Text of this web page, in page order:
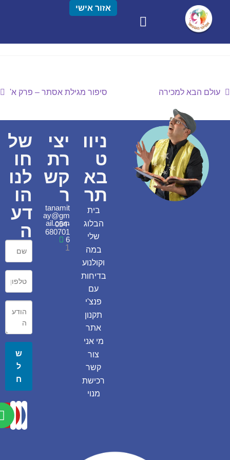
אזור אישי
עולם הבא למכירה סיפור מגילת אסתר – פרק א'
ניוו
ט
בא
תר
בית
הבלוג
שלי
במה
וקולנוע
בדיחות
עם
פנצ'י
תקנון
אתר
מי אני
צור
קשר
רכישת
מנוי
יצי
רת
קש
ר
tanamit
ay@gm
ail.com
054-
680701
6
1
של
חו
לנו
הו
דע
ה
ש
ל
ח